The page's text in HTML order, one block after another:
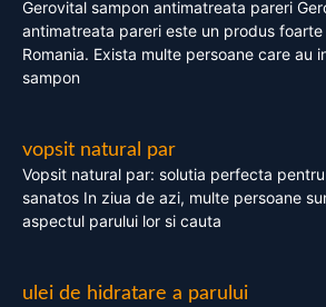
Gerovital sampon antimatreata pareri
antimatreata pareri este un produs
Romania. Exista multe persoane care au
sampon
vopsit natural par
Vopsit natural par: solutia perfecta
sanatos In ziua de azi, multe persoane
aspectul parului lor si cauta
ulei de hidratare a parului